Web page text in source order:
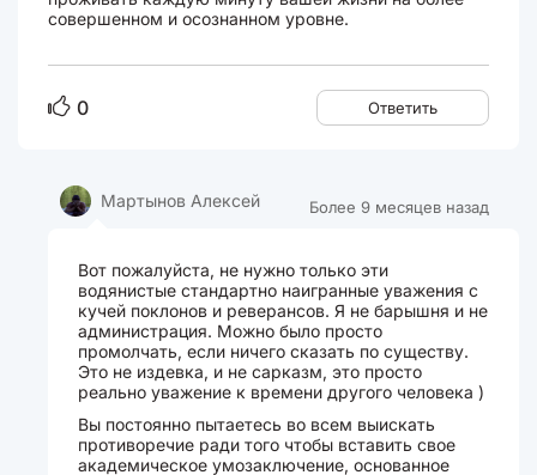
совершенном и осознанном уровне.
0 Ответить
Более 9 месяцев назад
Мартынов Алексей
Вот пожалуйста, не нужно только эти
водянистые стандартно наигранные уважения с
кучей поклонов и реверансов. Я не барышня и не
администрация. Можно было просто
промолчать, если ничего сказать по существу.
Это не издевка, и не сарказм, это просто
реально уважение к времени другого человека )
Вы постоянно пытаетесь во всем выискать
противоречие ради того чтобы вставить свое
академическое умозаключение, основанное